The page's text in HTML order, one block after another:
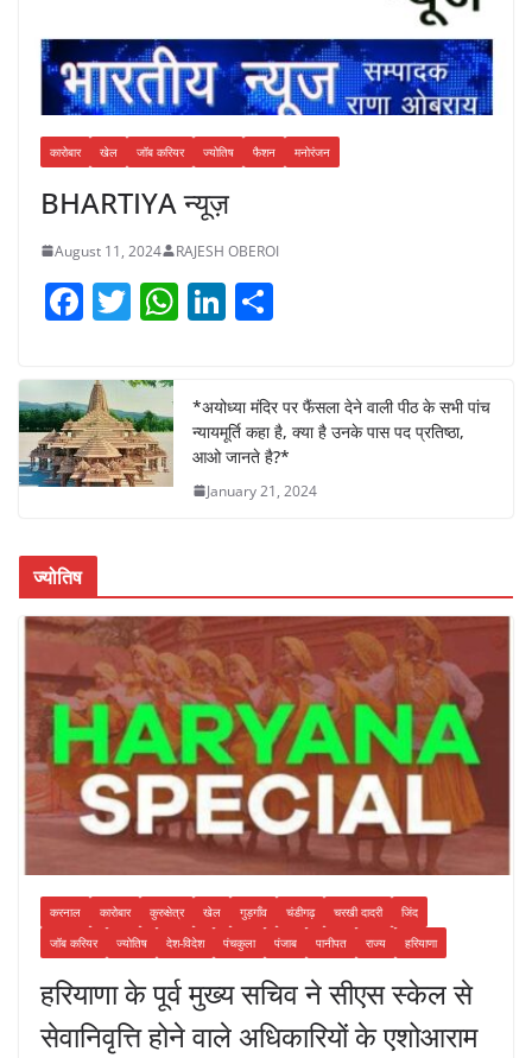
कारोबार खेल जॉब करियर ज्योतिष फैशन मनोरंजन
BHARTIYA न्यूज़
August 11, 2024 RAJESH OBEROI
F
c
e
b
o
k
T
itt
er
W
s
A
p
Li
e
dI
n
e
*अयोध्या मंदिर पर फैंसला देने वाली पीठ के सभी पांच
न्यायमूर्ति कहा है, क्या है उनके पास पद प्रतिष्ठा,
आओ जानते है?*
January 21, 2024
ज्योतिष
करनाल कारोबार कुरुक्षेत्र खेल गुड़गाँव चंडीगढ़ चरखी दादरी
जिंद
जॉब करियर
ज्योतिष देश-विदेश पंचकुला पंजाब पानीपत राज्य हरियाणा
हरियाणा के पूर्व मुख्य सचिव ने सीएस स्केल से
सेवानिवृत्ति होने वाले अधिकारियों के एशोआराम